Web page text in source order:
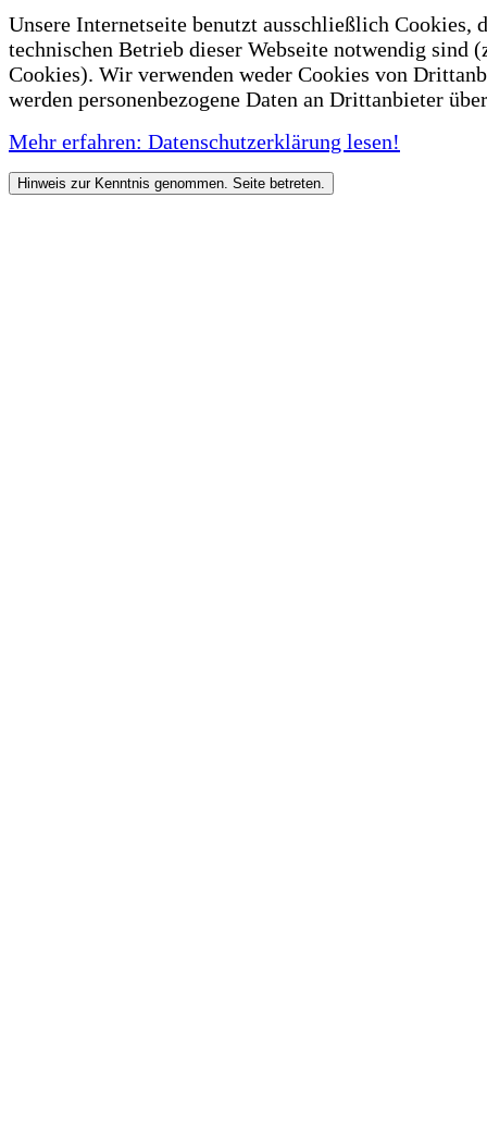
Unsere Internetseite benutzt ausschließlich Cookies,
technischen Betrieb dieser Webseite notwendig sind
Cookies). Wir verwenden weder Cookies von
werden personenbezogene Daten an Drittanbieter
Mehr erfahren: Datenschutzerklärung lesen!
Hinweis zur Kenntnis genommen. Seite betreten.